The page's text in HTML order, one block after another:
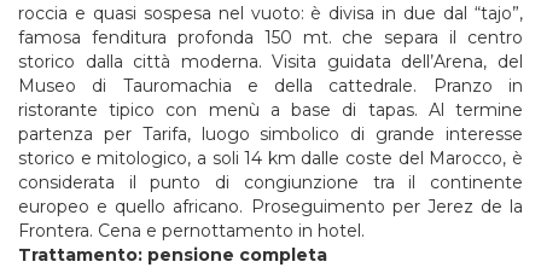
roccia e quasi sospesa nel vuoto: è divisa in due dal “tajo”,
famosa fenditura profonda 150 mt. che separa il centro
storico dalla città moderna. Visita guidata dell’Arena, del
Museo di Tauromachia e della cattedrale. Pranzo in
ristorante tipico con menù a base di tapas. Al termine
partenza per Tarifa, luogo simbolico di grande interesse
storico e mitologico, a soli 14 km dalle coste del Marocco, è
considerata il punto di congiunzione tra il continente
europeo e quello africano. Proseguimento per Jerez de la
Frontera. Cena e pernottamento in hotel.
Trattamento: pensione completa